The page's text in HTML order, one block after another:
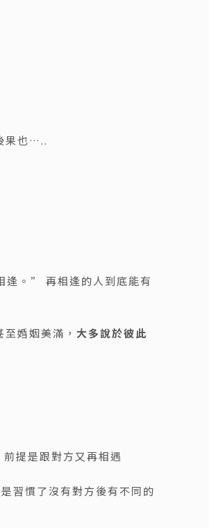
果也…..
逢。” 再相逢的人到底能有
婚姻美滿， 大多說於彼此
提是跟對方又再相遇
習慣了沒有對方後有不同的